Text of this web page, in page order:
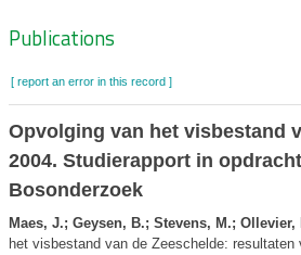
Zoeknavigatie
Publications
[ report an error in this record ]
Opvolging van het visbestand
2004. Studierapport in
Bosonderzoek
Maes, J.; Geysen, B.; Stevens, M.;
het visbestand van de Zeeschelde: